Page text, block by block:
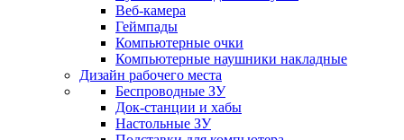
Веб-камера
Геймпады
Компьютерные очки
Компьютерные наушники накладные
Дизайн рабочего места
Беспроводные ЗУ
Док-станции и хабы
Настольные ЗУ